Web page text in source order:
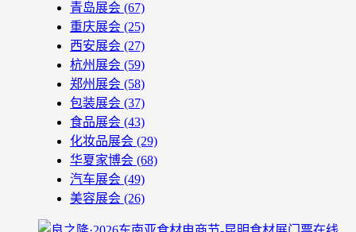
青岛展会 (67)
重庆展会 (25)
西安展会 (27)
杭州展会 (59)
郑州展会 (58)
包装展会 (37)
食品展会 (43)
化妆品展会 (29)
华夏家博会 (68)
汽车展会 (49)
美容展会 (26)